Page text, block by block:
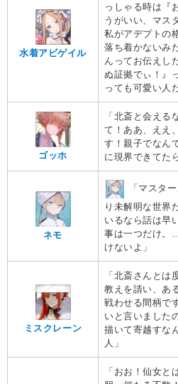
水着アビゲイル
っしゃる時は『
うがいい、マス
私がアデプトの
落ち着かないみ
んってお伝えし
ぬ証拠でぃ！』
っても可愛い人
ゴッホ
「北斎と会える
て！ああ、ええ
す！親子でなん
に現界できてた
ネモ
「マスタ
り未解明な世
いるなら話は早
事は一つだけ。
けないよ」
ミスクレーン
「北斎さんとは
教えを請い、あ
戦わせる間柄で
いと言いました
描いて寄越す
人」
「おお！仙女と